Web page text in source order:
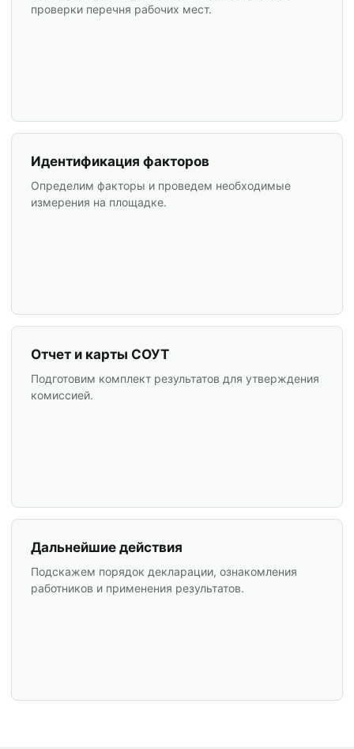
проверки перечня рабочих мест.
Идентификация факторов
Определим факторы и проведем необходимые
измерения на площадке.
Отчет и карты СОУТ
Подготовим комплект результатов для утверждения
комиссией.
Дальнейшие действия
Подскажем порядок декларации, ознакомления
работников и применения результатов.